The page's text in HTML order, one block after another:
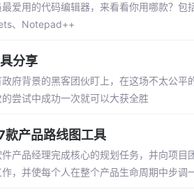
爱用的代码编辑器，来看看你用哪款？
、Notepad++
分享
府背景的黑客团伙盯上，在这场不太公
尝试中成功一次就可以大获全胜
款产品路线图工具
产品经理完成核心的规划任务，并向项
，并使每个人在整个产品生命周期中步调